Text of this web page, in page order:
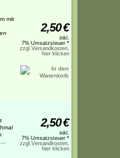
mit
2,50€
inkl.
7% Umsatzsteuer *
zzgl.Versandkosten,
hier klicken
2,50€
inkl.
7% Umsatzsteuer *
zzgl.Versandkosten,
hier klicken